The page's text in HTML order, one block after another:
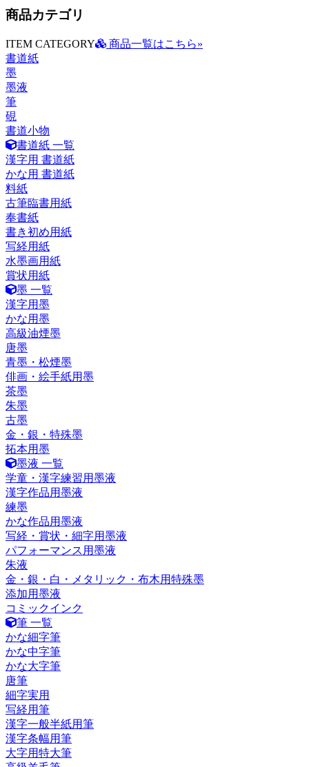
商品カテゴリ
ITEM CATEGORY
商品一覧はこちら»
書道紙
墨
墨液
筆
硯
書道小物
書道紙 一覧
漢字用 書道紙
かな用 書道紙
料紙
古筆臨書用紙
奉書紙
書き初め用紙
写経用紙
水墨画用紙
賞状用紙
墨 一覧
漢字用墨
かな用墨
高級油煙墨
唐墨
青墨・松煙墨
俳画・絵手紙用墨
茶墨
朱墨
古墨
金・銀・特殊墨
拓本用墨
墨液 一覧
学童・漢字練習用墨液
漢字作品用墨液
練墨
かな作品用墨液
写経・賞状・細字用墨液
パフォーマンス用墨液
朱液
金・銀・白・メタリック・布木用特殊墨
添加用墨液
コミックインク
筆 一覧
かな細字筆
かな中字筆
かな大字筆
唐筆
細字実用
写経用筆
漢字一般半紙用筆
漢字条幅用筆
大字用特大筆